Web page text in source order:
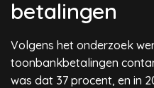
betalingen
Volgens het onderzoek
toonbankbetalingen
was dat 37 procent, en in